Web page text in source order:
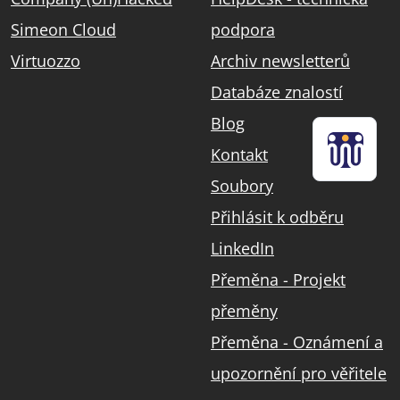
Simeon Cloud
Virtuozzo
podpora
Archiv newsletterů
Databáze znalostí
Blog
Kontakt
Soubory
Přihlásit k odběru
LinkedIn
Přeměna - Projekt
přeměny
Přeměna - Oznámení a
upozornění pro věřitele